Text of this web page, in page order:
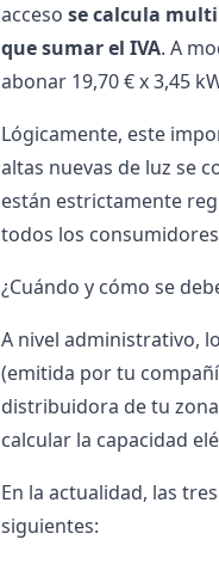
acceso se calcula
que sumar el IVA. A
abonar 19,70 € x 3,45
Lógicamente, este
altas nuevas de luz se
están estrictamente
todos los
¿Cuándo y cómo se
A nivel administrativo,
(emitida por tu
distribuidora de tu
calcular la capacidad
En la actualidad, las
siguientes: